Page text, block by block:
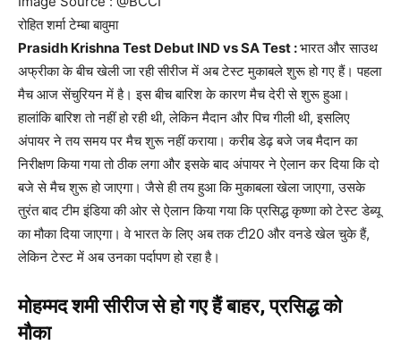
रोहित शर्मा टेम्बा बावुमा
Prasidh Krishna Test Debut IND vs SA Test :भारत और साउथ
अफ्रीका के बीच खेली जा रही सीरीज में अब टेस्ट मुकाबले शुरू हो गए हैं। पहला
मैच आज सेंचुरियन में है। इस बीच बारिश के कारण मैच देरी से शुरू हुआ।
हालांकि बारिश तो नहीं हो रही थी, लेकिन मैदान और पिच गीली थी, इसलिए
अंपायर ने तय समय पर मैच शुरू नहीं कराया। करीब डेढ़ बजे जब मैदान का
निरीक्षण किया गया तो ठीक लगा और इसके बाद अंपायर ने ऐलान कर दिया कि दो
बजे से मैच शुरू हो जाएगा। जैसे ही तय हुआ कि मुकाबला खेला जाएगा, उसके
तुरंत बाद टीम इंडिया की ओर से ऐलान किया गया कि प्रसिद्ध कृष्णा को टेस्ट डेब्यू
का मौका दिया जाएगा। वे भारत के लिए अब तक टी20 और वनडे खेल चुके हैं,
लेकिन टेस्ट में अब उनका पर्दापण हो रहा है।
मोहम्मद शमी सीरीज से हो गए हैं बाहर, प्रसिद्ध को
मौका